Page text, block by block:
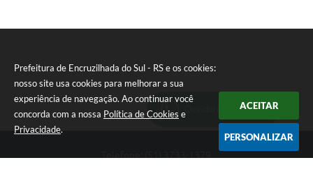
Prefeitura de Encruzilhada do Sul - RS e os cookies:
nosso site usa cookies para melhorar a sua
experiência de navegação. Ao continuar você
concorda com a nossa Política de Cookies e
Privacidade.
ACEITAR
PERSONALIZAR
Ouvidoria Municipal